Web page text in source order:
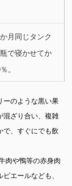
月同じタンク
で寝かせてか
。
ーのような黒い果
混ざり合い、複雑
で、すぐにでも飲
肉や鴨等の赤身肉
エールなども、